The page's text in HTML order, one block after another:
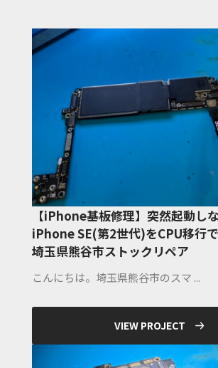
【iPhone基板修理】突然起動し
iPhone SE(第2世代)をCPU移行
埼玉県熊谷市ストックリペア
こんにちは。埼玉県熊谷市のスマ ...
VIEW PROJECT